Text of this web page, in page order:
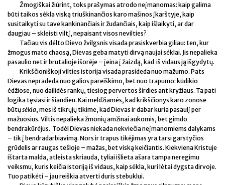
Žmogiškai žiūrint, toks prašymas atrodo neįmanomas: kaip galima
būti taikos sėkla viską triuškinančios karo mašinos įkarštyje, kaip
susitaikyti su tave kankinančiais ir žudančiais, kaip išlaikyti, ar dar
daugiau – skleisti viltį, nepaisant visos nevilties?
Tačiau vis dėlto Dievo žvilgsnis visada prasiskverbia giliau: ten, kur
žmogus mato chaosą, Dievas geba matyti dirvą naujai sėklai. Jis nepalieka
pasaulio net ir brutalioje išorėje – įeina į žaizdą, kad iš vidaus ją išgydytų.
Krikščioniškoji vilties istorija visada prasideda nuo mažumo. Pats
Dievas nepradeda nuo galios pareiškimo, bet nuo trapumo: kūdikio
ėdžiose, nuo dailidės rankų, tiesiog pervertos širdies ant kryžiaus. Ta pati
logika tęsiasi ir šiandien. Kai meldžiamės, kad krikščionys karo zonose
būtųsėkla, mes iš tikrųjų tikime, kad Dievas ir dabar kuria pasaulį per
mažuosius. Viltis nepalieka žmonių amžinai aukomis, bet gimdo
bendrakūrėjus. Todėl Dievas niekada nekviečia neįmanomiems dalykams
– tik į bendradarbiavimą. Nors ir trapus tikėjimas yra tarsi garstyčios
grūdelis ar raugas tešloje – mažas, bet viską keičiantis. Kiekviena Kristuje
ištarta malda, atleista skriauda, tyliai išlieta ašara tampa neregimu
veiksmu, kuris keičia istoriją iš vidaus, kaip sėkla, kuri lėtai dygsta dirvoje.
Tuo patikėti – jau reiškia atverti duris stebuklui.